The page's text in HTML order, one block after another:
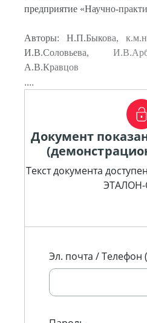
предприятие «Научно-
Авторы: Н.П.Быкова,
И.В.Соловьева,
А.В.Кравцов
....
Документ
Текст документа
ЭТАЛОН-
Эл. почта / Телефон